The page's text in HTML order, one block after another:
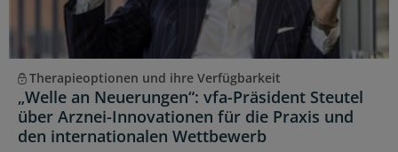
Therapieoptionen und ihre Verfügbarkeit
„Welle an Neuerungen“: vfa-Präsident Steutel
über Arznei-Innovationen für die Praxis und
den internationalen Wettbewerb